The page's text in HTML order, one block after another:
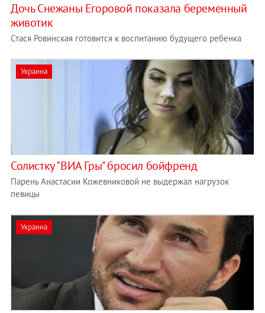
Дочь Снежаны Егоровой показала беременный
животик
Стася Ровинская готовится к воспитанию будущего ребенка
Украина
Солистку "ВИА Гры" бросил бойфренд
Парень Анастасии Кожевниковой не выдержал нагрузок
певицы
Украина